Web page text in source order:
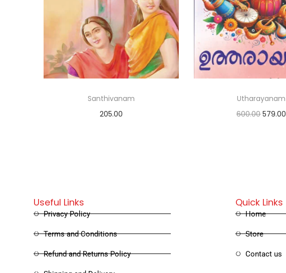
Santhivanam
205.00
Utharayanam
600.00 579.00
Quick Links
Home
Store
Contact us
Useful Links
Privacy Policy
Terms and Conditions
Refund and Returns Policy